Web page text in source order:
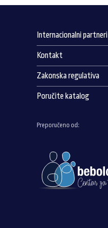
Internacionalni partneri
Kontakt
Zakonska regulativa
Poručite katalog
Preporučeno od: